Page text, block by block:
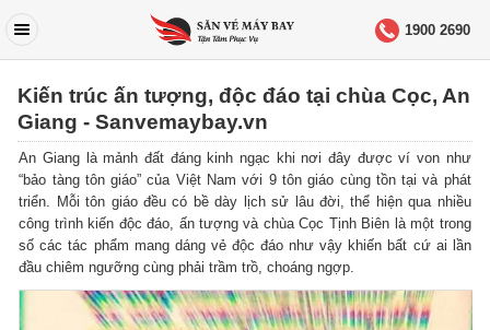
1900 2690
Kiến trúc ấn tượng, độc đáo tại chùa Cọc, An
Giang - Sanvemaybay.vn
An Giang là mảnh đất đáng kinh ngạc khi nơi đây được ví von như
“bảo tàng tôn giáo” của Việt Nam với 9 tôn giáo cùng tồn tại và phát
triển. Mỗi tôn giáo đều có bề dày lịch sử lâu đời, thể hiện qua nhiều
công trình kiến độc đáo, ấn tượng và chùa Cọc Tịnh Biên là một trong
số các tác phẩm mang dáng vẻ độc đáo như vậy khiến bất cứ ai lần
đầu chiêm ngưỡng cùng phải trầm trồ, choáng ngợp.